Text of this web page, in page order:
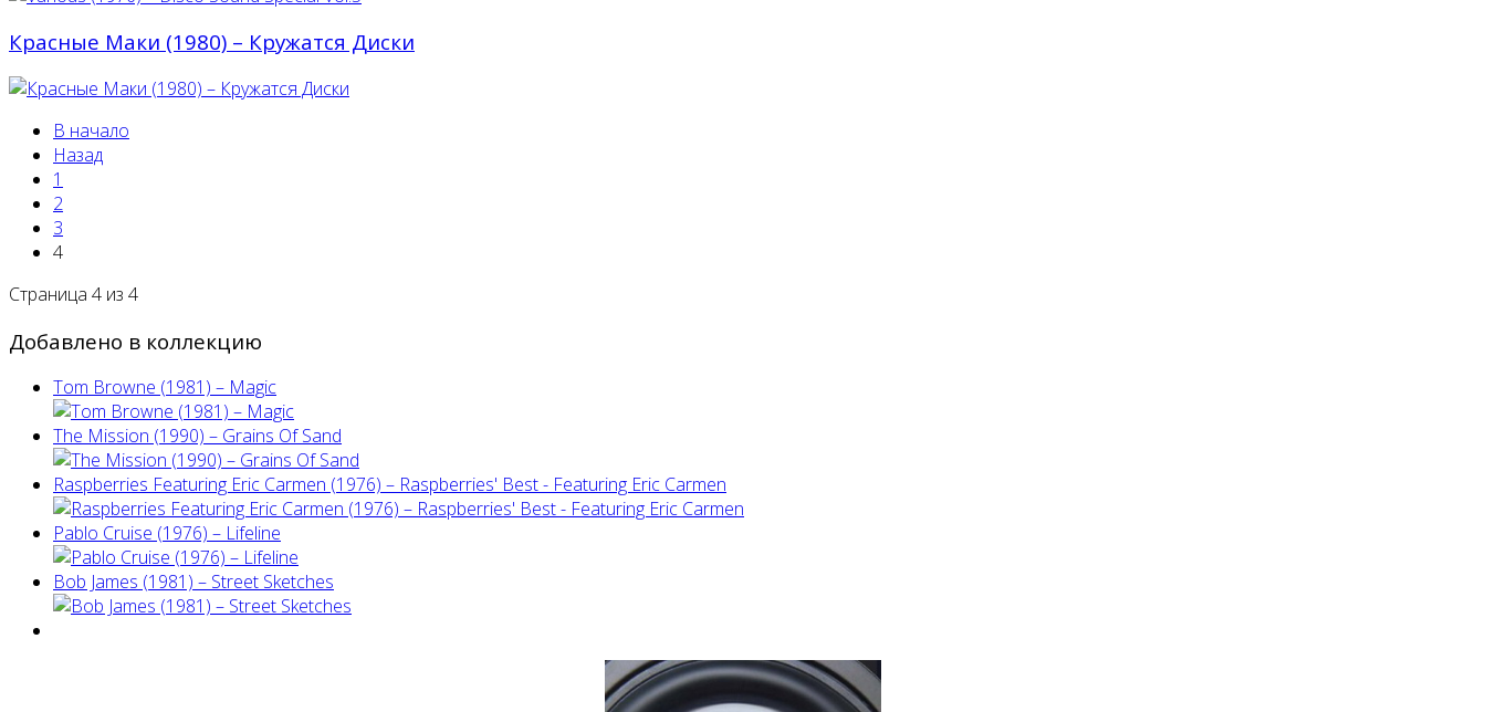
Красные Маки (1980) – Кружатся Диски
В начало
Назад
1
2
3
4
Страница 4 из 4
Добавлено в коллекцию
Tom Browne (1981) – Magic
The Mission (1990) – Grains Of Sand
Raspberries Featuring Eric Carmen (1976) – Raspberries' Best - Featuring Eric Carmen
Pablo Cruise (1976) – Lifeline
Bob James (1981) – Street Sketches